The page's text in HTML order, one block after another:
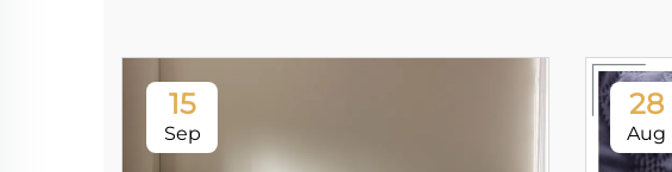
28
Aug
15
Sep